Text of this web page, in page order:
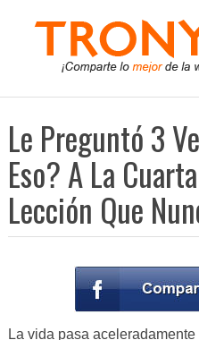
Le Preguntó 3
Eso? A La
Lección Que
La vida pasa